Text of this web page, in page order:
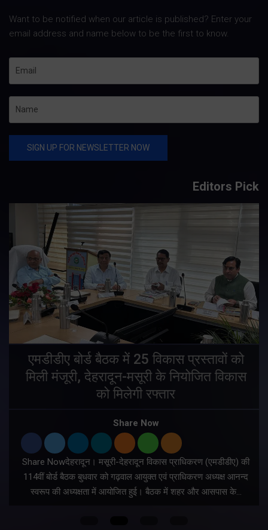
Want to be notified when our article is published? Enter your
email address and name below to be the first to know.
Editors Pick
एमडीडीए बोर्ड बैठक में 25 विकास प्रस्तावों को
मिली मंजूरी, देहरादून-मसूरी के नियोजित विकास
को मिलेगी रफ्तार
Share Now
Share Nowदेहरादून। मसूरी-देहरादून विकास प्राधिकरण (एमडीडीए) की
114वीं बोर्ड बैठक बुधवार को गढ़वाल आयुक्त एवं प्राधिकरण अध्यक्ष आनन्द
स्वरूप की अध्यक्षता में आयोजित हुई। बैठक में शहर और आसपास के…